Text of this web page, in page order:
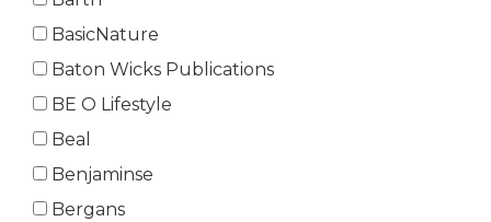
BasicNature
Baton Wicks Publications
BE O Lifestyle
Beal
Benjaminse
Bergans